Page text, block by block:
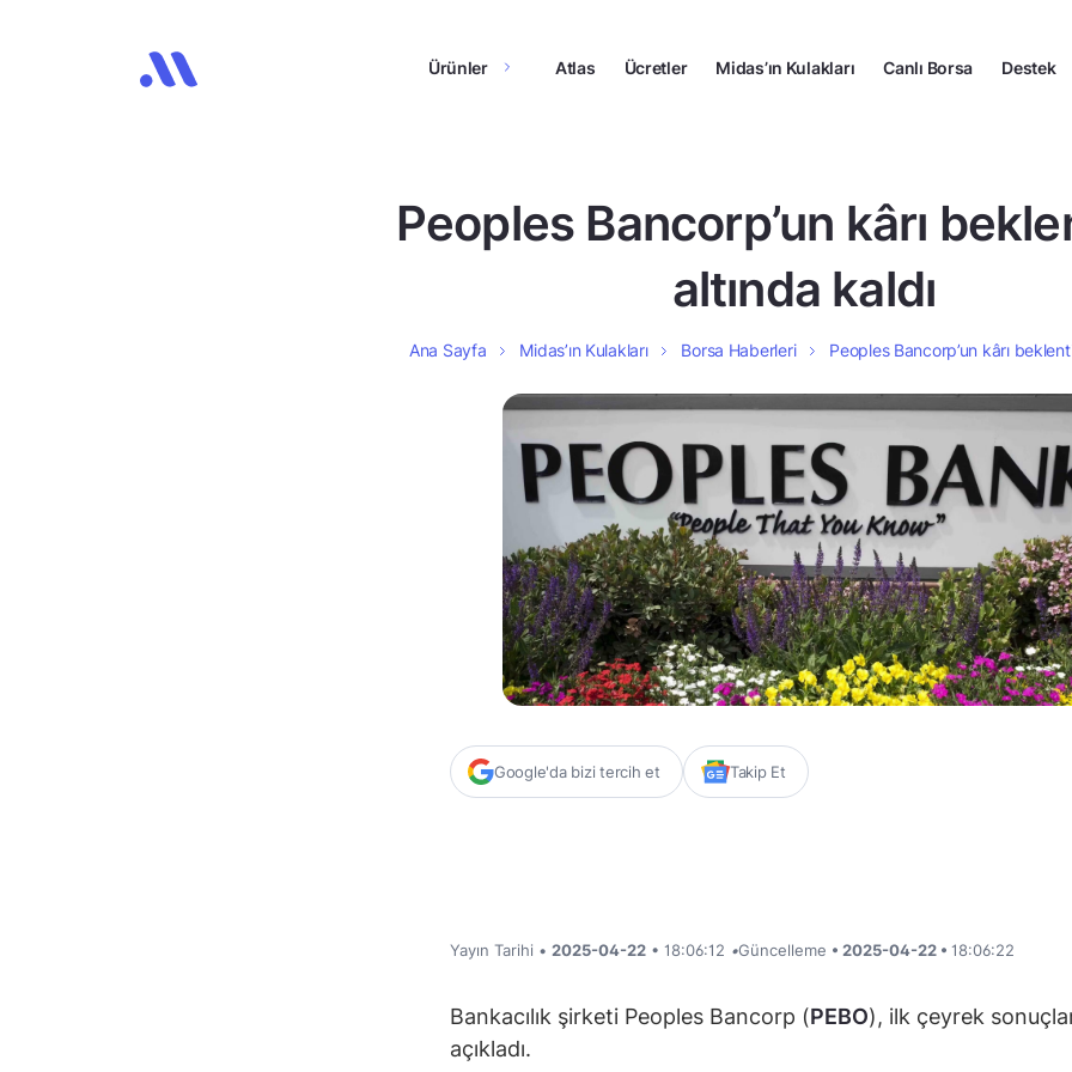
Ürünler Atlas Ücretler Midas’ın Kulakları Canlı Borsa Destek
Peoples Bancorp’un kârı
altında kaldı
Ana Sayfa Midas’ın Kulakları Borsa Haberleri Peoples Bancorp’un kârı
Google'da bizi tercih et Takip Et
Yayın Tarihi • 2025-04-22 • 18:06:12 •Güncelleme • 2025-04-22 • 18:06:22
Bankacılık şirketi Peoples Bancorp (PEBO), ilk çeyrek
açıkladı.